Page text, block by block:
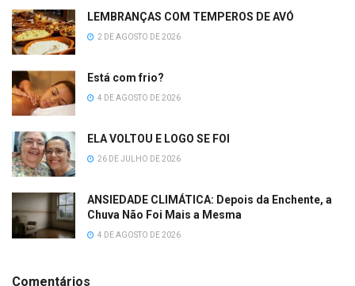
LEMBRANÇAS COM TEMPEROS DE AVÓ
2 DE AGOSTO DE 2026
Está com frio?
4 DE AGOSTO DE 2026
ELA VOLTOU E LOGO SE FOI
26 DE JULHO DE 2026
ANSIEDADE CLIMÁTICA: Depois da Enchente, a
Chuva Não Foi Mais a Mesma
4 DE AGOSTO DE 2026
Comentários